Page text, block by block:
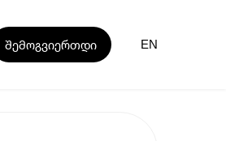
შემოგვიერთდი EN